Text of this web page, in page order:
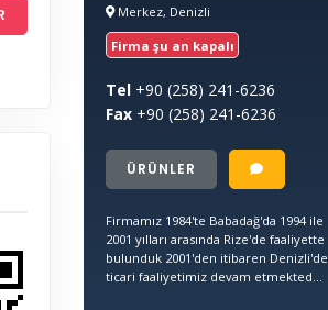
Merkez, Denizli
Firma şu an kapalı
Tel +90 (258) 241-6236
Fax +90 (258) 241-6236
ÜRÜNLER
Firmamız 1984'te Babadağ'da 1994 ile
2001 yılları arasında Rize'de faaliyette
bulunduk 2001'den itibaren Denizli'de
ticari faaliyetimiz devam etmekted...